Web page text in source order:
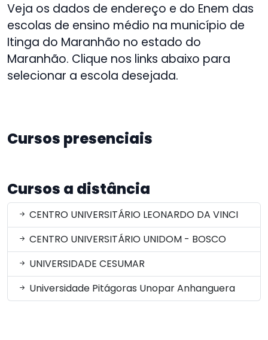
Veja os dados de endereço e do Enem das
escolas de ensino médio na município de
Itinga do Maranhão no estado do
Maranhão. Clique nos links abaixo para
selecionar a escola desejada.
Cursos presenciais
Cursos a distância
CENTRO UNIVERSITÁRIO LEONARDO DA VINCI
CENTRO UNIVERSITÁRIO UNIDOM - BOSCO
UNIVERSIDADE CESUMAR
Universidade Pitágoras Unopar Anhanguera